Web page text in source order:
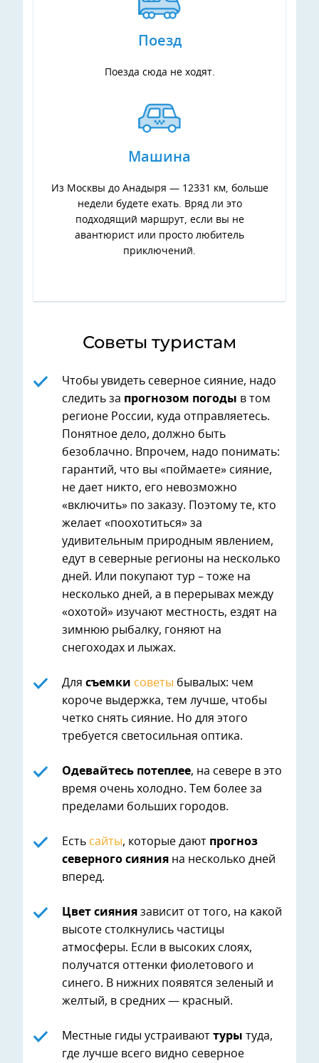
Поезд
Поезда сюда не ходят.
Машина
Из Москвы до Анадыря — 12331 км, больше
недели будете ехать. Вряд ли это
подходящий маршрут, если вы не
авантюрист или просто любитель
приключений.
Советы туристам
Чтобы увидеть северное сияние, надо
следить за прогнозом погоды в том
регионе России, куда отправляетесь.
Понятное дело, должно быть
безоблачно. Впрочем, надо понимать:
гарантий, что вы «поймаете» сияние,
не дает никто, его невозможно
«включить» по заказу. Поэтому те, кто
желает «поохотиться» за
удивительным природным явлением,
едут в северные регионы на несколько
дней. Или покупают тур – тоже на
несколько дней, а в перерывах между
«охотой» изучают местность, ездят на
зимнюю рыбалку, гоняют на
снегоходах и лыжах.
Для съемки советы бывалых: чем
короче выдержка, тем лучше, чтобы
четко снять сияние. Но для этого
требуется светосильная оптика.
Одевайтесь потеплее, на севере в это
время очень холодно. Тем более за
пределами больших городов.
Есть сайты, которые дают прогноз
северного сияния на несколько дней
вперед.
Цвет сияния зависит от того, на какой
высоте столкнулись частицы
атмосферы. Если в высоких слоях,
получатся оттенки фиолетового и
синего. В нижних появятся зеленый и
желтый, в средних — красный.
Местные гиды устраивают туры туда,
где лучше всего видно северное